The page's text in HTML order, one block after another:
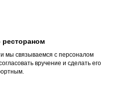
рестораном
мы связываемся с персоналом
вручение и сделать его